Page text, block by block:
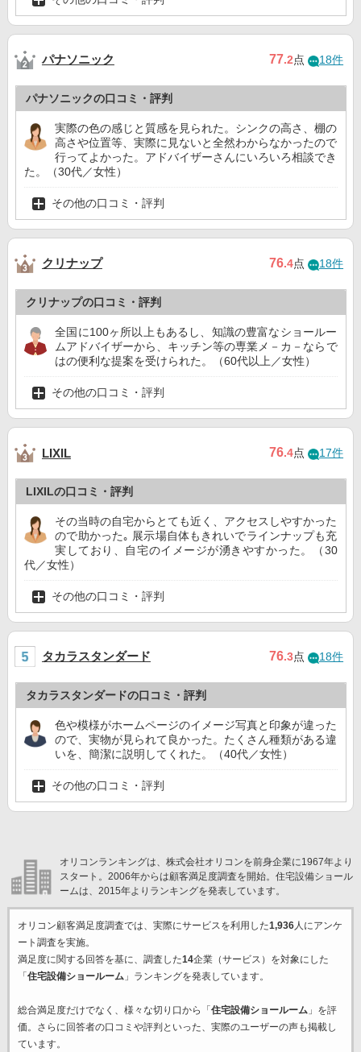
パナソニック 77.2点 18件
パナソニックの口コミ・評判
実際の色の感じと質感を見られた。シンクの高さ、棚の
高さや位置等、実際に見ないと全然わからなかったので
行ってよかった。アドバイザーさんにいろいろ相談でき
た。（30代／女性）
その他の口コミ・評判
クリナップ 76.4点 18件
クリナップの口コミ・評判
全国に100ヶ所以上もあるし、知識の豊富なショールー
ムアドバイザーから、キッチン等の専業メ－カ－ならで
はの便利な提案を受けられた。（60代以上／女性）
その他の口コミ・評判
LIXIL 76.4点 17件
LIXILの口コミ・評判
その当時の自宅からとても近く、アクセスしやすかった
ので助かった｡ 展示場自体もきれいでラインナップも充
実しており、自宅のイメージが湧きやすかった。（30
代／女性）
その他の口コミ・評判
タカラスタンダード 76.3点 18件
タカラスタンダードの口コミ・評判
色や模様がホームページのイメージ写真と印象が違った
ので、実物が見られて良かった。たくさん種類がある違
いを、簡潔に説明してくれた。（40代／女性）
その他の口コミ・評判
オリコンランキングは、株式会社オリコンを前身企業に1967年より
スタート。2006年からは顧客満足度調査を開始。住宅設備ショール
ームは、2015年よりランキングを発表しています。
オリコン顧客満足度調査では、実際にサービスを利用した1,936人にアンケ
ート調査を実施。
満足度に関する回答を基に、調査した14企業（サービス）を対象にした
「 住宅設備ショールーム」ランキングを発表しています。
総合満足度だけでなく、様々な切り口から「 住宅設備ショールーム」を評
価。さらに回答者の口コミや評判といった、実際のユーザーの声も掲載し
ています。